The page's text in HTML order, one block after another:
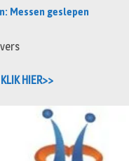
Messen geslepen
HIER>>